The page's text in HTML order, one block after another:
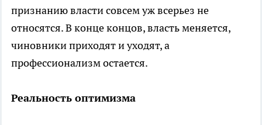
признанию власти совсем уж всерьез не
относятся. В конце концов, власть меняется,
чиновники приходят и уходят, а
профессионализм остается.
Реальность оптимизма